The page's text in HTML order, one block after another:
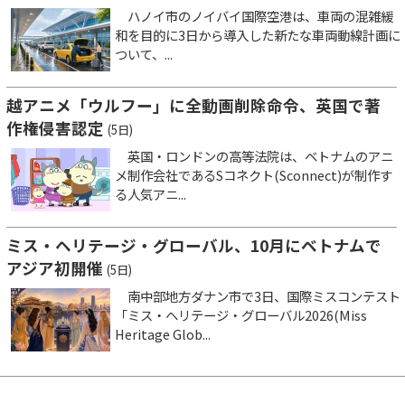
ハノイ市のノイバイ国際空港は、車両の混雑緩
和を目的に3日から導入した新たな車両動線計画に
ついて、...
越アニメ「ウルフー」に全動画削除命令、英国で著
作権侵害認定 (5日)
英国・ロンドンの高等法院は、ベトナムのアニ
メ制作会社であるSコネクト(Sconnect)が制作す
る人気アニ...
ミス・ヘリテージ・グローバル、10月にベトナムで
アジア初開催 (5日)
南中部地方ダナン市で3日、国際ミスコンテスト
「ミス・ヘリテージ・グローバル2026(Miss
Heritage Glob...